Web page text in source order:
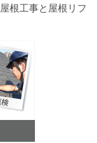
根工事と屋根リフ